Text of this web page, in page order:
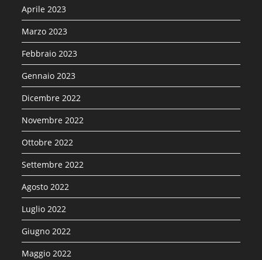
Aprile 2023
Marzo 2023
Febbraio 2023
Gennaio 2023
Dicembre 2022
Novembre 2022
Ottobre 2022
Settembre 2022
Agosto 2022
Luglio 2022
Giugno 2022
Maggio 2022